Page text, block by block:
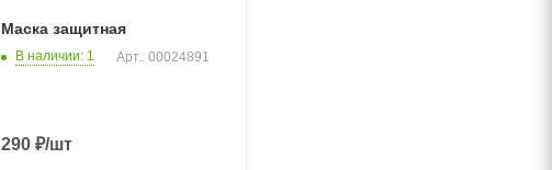
Маска защитная
В наличии: 1 Арт.: 00024891
290₽/шт